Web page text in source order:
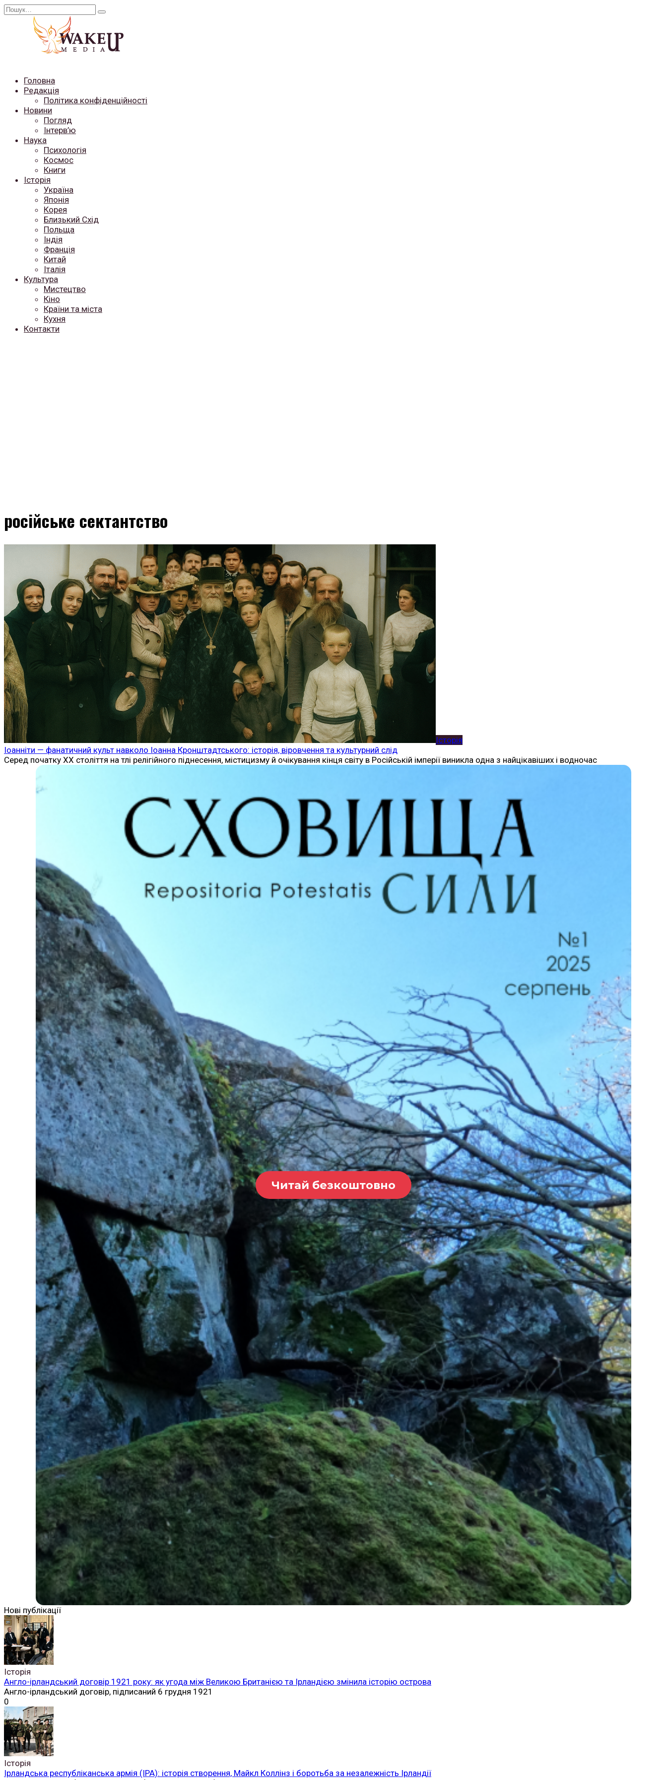
Перейти
Search
Головна
Редакція
Політика конфіденційності
Новини
Погляд
Інтерв’ю
Наука
Психологія
Космос
Книги
Історія
Україна
Японія
Корея
Близький Схід
Польща
Індія
Франція
Китай
Італія
Культура
Мистецтво
Кіно
Країни та міста
Кухня
Контакти
російське сектантство
Історія
Іоанніти — фанатичний культ навколо Іоанна Кронштадтського: історія, віровчення та культурний слід
Серед початку XX століття на тлі релігійного піднесення, містицизму й очікування кінця світу в Російській імперії виникла одна з найцікавіших і водночас
Читай безкоштовно
Нові публікації
Історія
Англо-ірландський договір 1921 року: як угода між Великою Британією та Ірландією змінила історію острова
Англо-ірландський договір, підписаний 6 грудня 1921
0
Історія
Ірландська республіканська армія (ІРА): історія створення, Майкл Коллінз і боротьба за незалежність Ірландії